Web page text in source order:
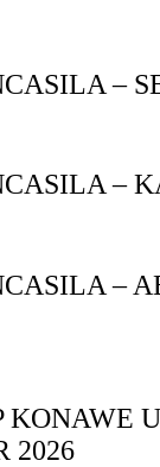
–
–
–
KONAWE
2026